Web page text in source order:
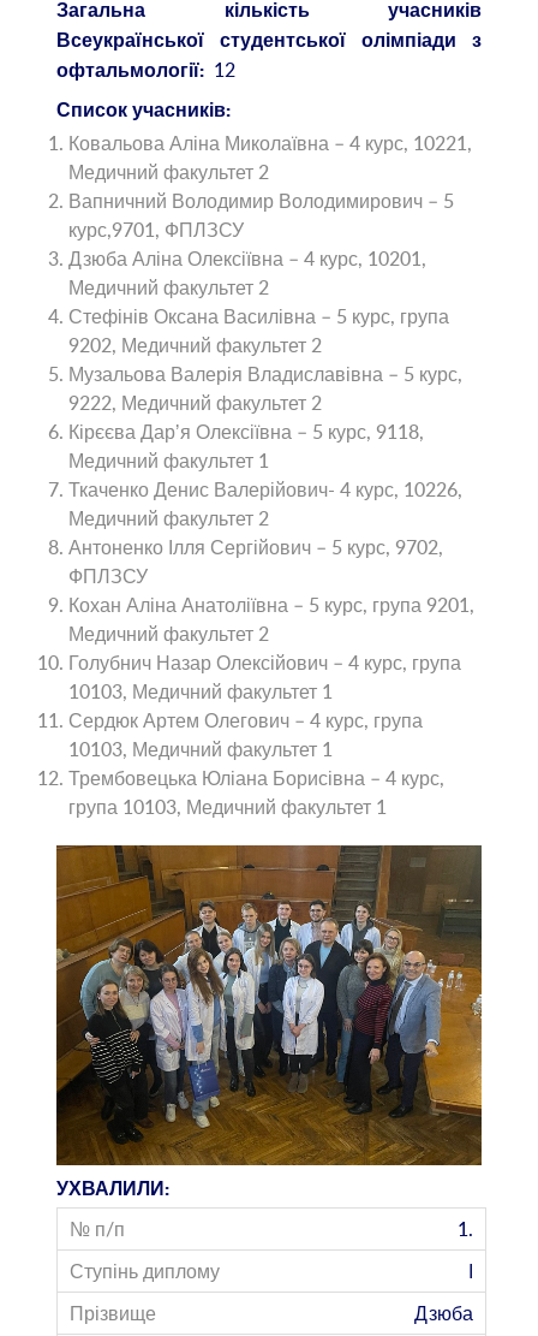
Загальна кількість учасників
Всеукраїнської студентської олімпіади з
офтальмології:12
Список учасників:
Ковальова Аліна Миколаївна – 4 курс, 10221,
Медичний факультет 2
Вапничний Володимир Володимирович – 5
курс,9701, ФПЛЗСУ
Дзюба Аліна Олексіївна – 4 курс, 10201,
Медичний факультет 2
Стефінів Оксана Василівна – 5 курс, група
9202, Медичний факультет 2
Музальова Валерія Владиславівна – 5 курс,
9222, Медичний факультет 2
Кірєєва Дарʼя Олексіївна – 5 курс, 9118,
Медичний факультет 1
Ткаченко Денис Валерійович- 4 курс, 10226,
Медичний факультет 2
Антоненко Ілля Сергійович – 5 курс, 9702,
ФПЛЗСУ
Кохан Аліна Анатоліївна – 5 курс, група 9201,
Медичний факультет 2
Голубнич Назар Олексійович – 4 курс, група
10103, Медичний факультет 1
Сердюк Артем Олегович – 4 курс, група
10103, Медичний факультет 1
Трембовецька Юліана Борисівна – 4 курс,
група 10103, Медичний факультет 1
УХВАЛИЛИ:
1.
І
Дзюба